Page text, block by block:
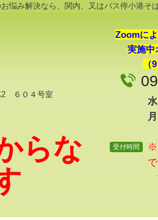
悩み解決なら、関内、又はバス停小港そ
2 ６０４号室
らな
Zoomに
実施中
（
受付時間
※